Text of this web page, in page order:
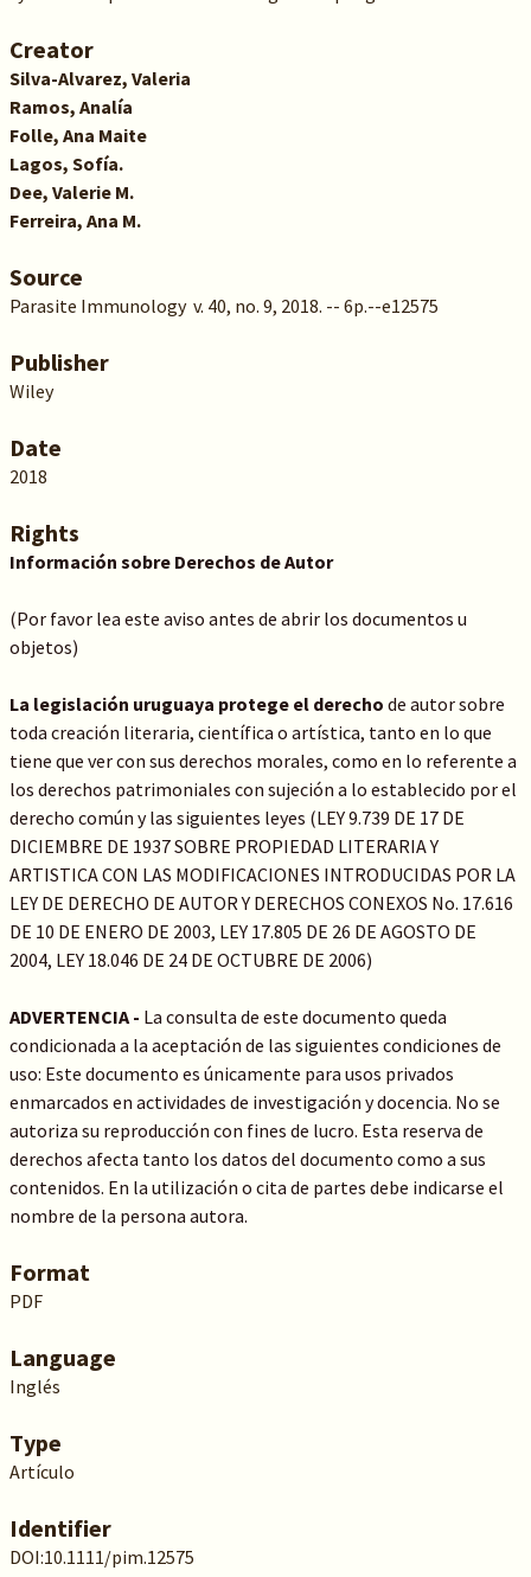
Creator
Silva-Alvarez, Valeria
Ramos, Analía
Folle, Ana Maite
Lagos, Sofía.
Dee, Valerie M.
Ferreira, Ana M.
Source
Parasite Immunology v. 40, no. 9, 2018. -- 6p.--e12575
Publisher
Wiley
Date
2018
Rights
Información sobre Derechos de Autor
(Por favor lea este aviso antes de abrir los documentos u
objetos)
La legislación uruguaya protege el derecho de autor sobre
toda creación literaria, científica o artística, tanto en lo que
tiene que ver con sus derechos morales, como en lo referente a
los derechos patrimoniales con sujeción a lo establecido por el
derecho común y las siguientes leyes (LEY 9.739 DE 17 DE
DICIEMBRE DE 1937 SOBRE PROPIEDAD LITERARIA Y
ARTISTICA CON LAS MODIFICACIONES INTRODUCIDAS POR LA
LEY DE DERECHO DE AUTOR Y DERECHOS CONEXOS No. 17.616
DE 10 DE ENERO DE 2003, LEY 17.805 DE 26 DE AGOSTO DE
2004, LEY 18.046 DE 24 DE OCTUBRE DE 2006)
ADVERTENCIA - La consulta de este documento queda
condicionada a la aceptación de las siguientes condiciones de
uso: Este documento es únicamente para usos privados
enmarcados en actividades de investigación y docencia. No se
autoriza su reproducción con fines de lucro. Esta reserva de
derechos afecta tanto los datos del documento como a sus
contenidos. En la utilización o cita de partes debe indicarse el
nombre de la persona autora.
Format
PDF
Language
Inglés
Type
Artículo
Identifier
DOI:10.1111/pim.12575